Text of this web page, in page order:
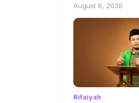
August 6, 2026
Rifaiyah